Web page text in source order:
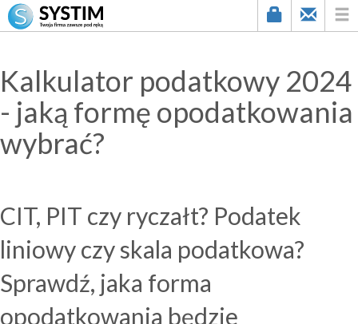
Kalkulator podatkowy 2024
- jaką formę opodatkowania
wybrać?
CIT, PIT czy ryczałt? Podatek
liniowy czy skala podatkowa?
Sprawdź, jaka forma
opodatkowania będzie